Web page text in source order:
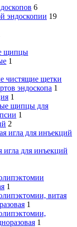
6
эндоскопии 19
щипцы
1
чистящие щетки
эндоскопа 1
1
щипцы для
1
2
игла для инъекций
игла для инъекций
1
витая
1
1